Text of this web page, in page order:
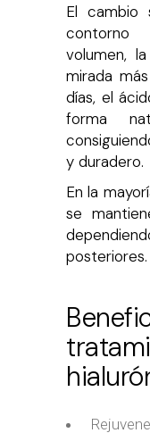
El cambio
volumen,
mirada
días, el
forma
y duradero.
En la
se
posteriores.